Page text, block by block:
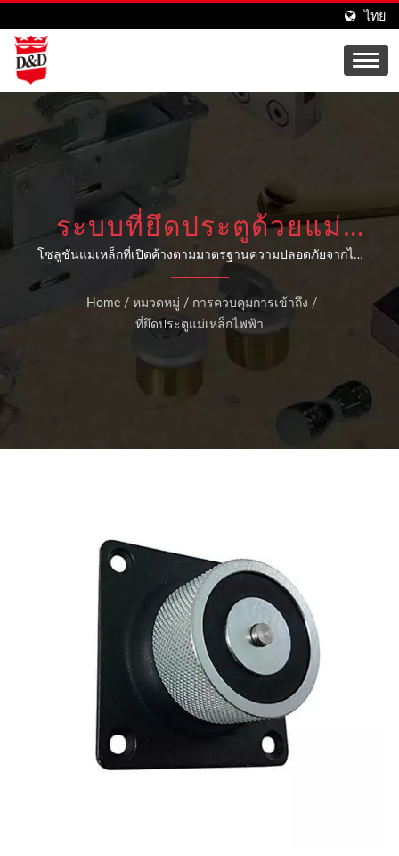
ไทย
ระบบที่ยึดประตูด้วยแม่
เหล็กไฟฟ้าที่มีแผ่นจับปรับ
ได้
โซลูชันแม่เหล็กที่เปิดค้างตามมาตรฐานความปลอดภัยจากไฟ
สำหรับอาคารพาณิชย์
Home / หมวดหมู่ / การควบคุมการเข้าถึง /
ที่ยึดประตูแม่เหล็กไฟฟ้า